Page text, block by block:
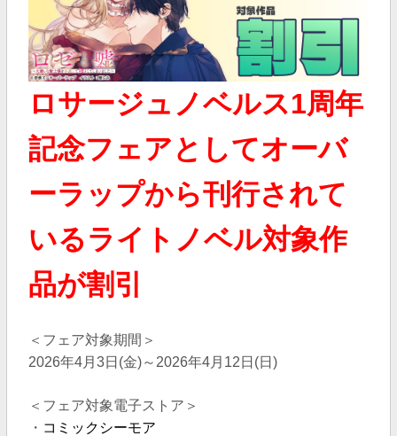
ロサージュノベルス1周年
記念フェアとしてオーバ
ーラップから刊行されて
いるライトノベル対象作
品が割引
＜フェア対象期間＞
2026年4月3日(金)～2026年4月12日(日)
＜フェア対象電子ストア＞
・ コミックシーモア